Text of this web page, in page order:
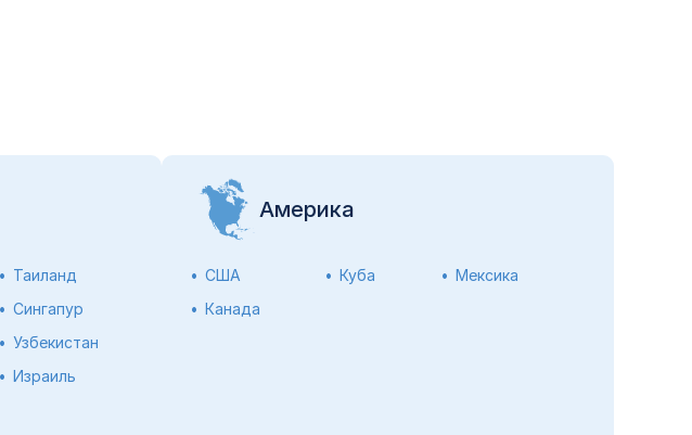
Таиланд
Сингапур
Узбекистан
Израиль
Америка
США Куба
Мексика
Канада